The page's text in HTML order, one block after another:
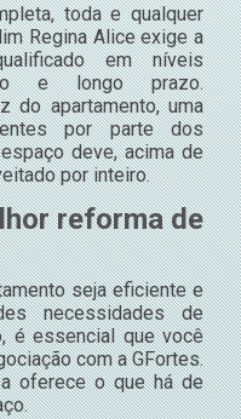
toda e qualquer
Regina Alice exige a
em níveis
e longo prazo.
do apartamento, uma
por parte dos
deve, acima de
por inteiro.
reforma de
seja eficiente e
necessidades de
é essencial que você
com a GFortes.
oferece o que há de